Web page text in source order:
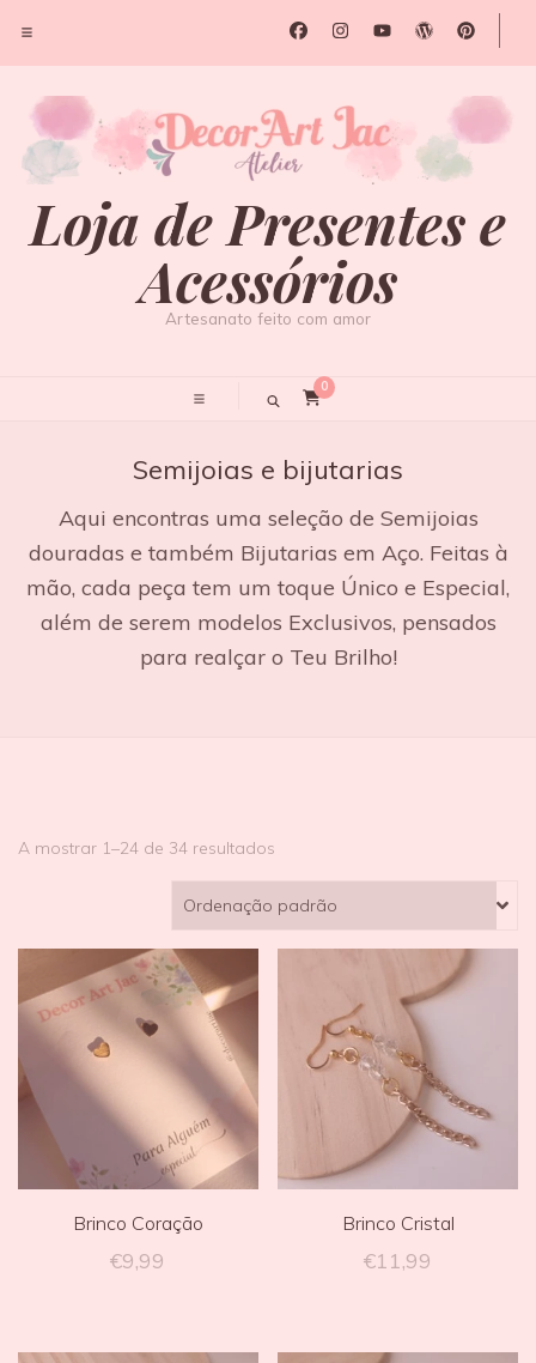
Loja de Presentes e
Acessórios
Artesanato feito com amor
0
Semijoias e bijutarias
Aqui encontras uma seleção de Semijoias
douradas e também Bijutarias em Aço. Feitas à
mão, cada peça tem um toque Único e Especial,
além de serem modelos Exclusivos, pensados
para realçar o Teu Brilho!
A mostrar 1–24 de 34 resultados
Brinco Coração
€9,99
Brinco Cristal
€11,99